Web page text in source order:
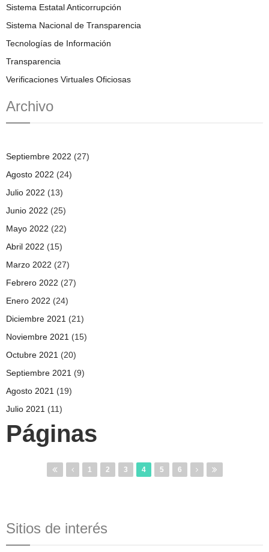
Sistema Estatal Anticorrupción
Sistema Nacional de Transparencia
Tecnologías de Información
Transparencia
Verificaciones Virtuales Oficiosas
Archivo
Septiembre 2022 (27)
Agosto 2022 (24)
Julio 2022 (13)
Junio 2022 (25)
Mayo 2022 (22)
Abril 2022 (15)
Marzo 2022 (27)
Febrero 2022 (27)
Enero 2022 (24)
Diciembre 2021 (21)
Noviembre 2021 (15)
Octubre 2021 (20)
Septiembre 2021 (9)
Agosto 2021 (19)
Julio 2021 (11)
Páginas
1 2 3 4 5 6
Sitios de interés